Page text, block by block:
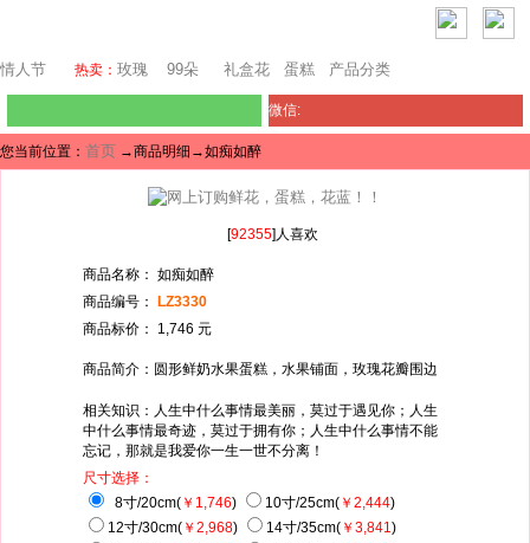
情人节 热卖： 玫瑰 99朵 礼盒花 蛋糕 产品分类
微信:
您当前位置： 首页 →商品明细→如痴如醉
[92355]人喜欢
商品名称： 如痴如醉
商品编号：
LZ3330
商品标价： 1,746 元
商品简介：圆形鲜奶水果蛋糕，水果铺面，玫瑰花瓣围边
相关知识：人生中什么事情最美丽，莫过于遇见你；人生
中什么事情最奇迹，莫过于拥有你；人生中什么事情不能
忘记，那就是我爱你一生一世不分离！
尺寸选择：
8寸/20cm( ￥1,746) 10寸/25cm( ￥2,444)
12寸/30cm( ￥2,968) 14寸/35cm( ￥3,841)